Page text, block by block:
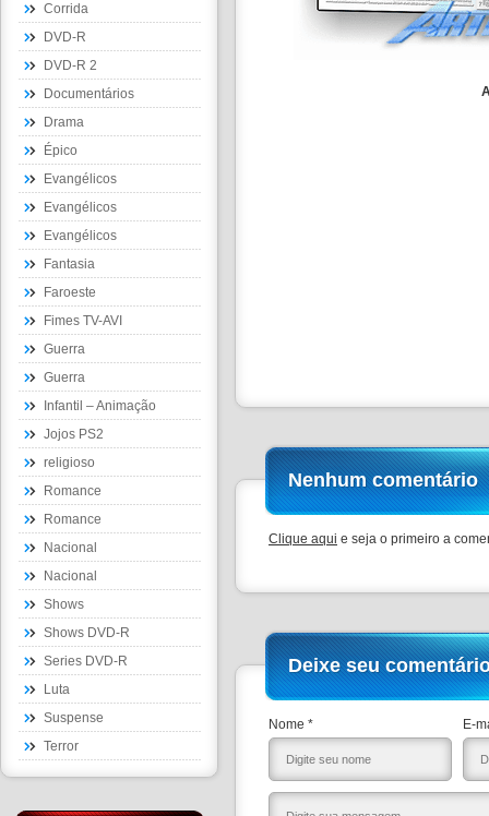
Corrida
DVD-R
DVD-R 2
Documentários
Drama
Épico
Evangélicos
Evangélicos
Evangélicos
Fantasia
Faroeste
Fimes TV-AVI
Guerra
Guerra
Infantil – Animação
Jojos PS2
religioso
Romance
Romance
Nacional
Nacional
Shows
Shows DVD-R
Series DVD-R
Luta
Suspense
Terror
Nenhum comentário
Clique aqui e seja o primeiro a
Deixe seu
Nome * E-